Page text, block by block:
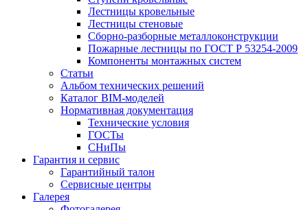
Лестницы кровельные
Лестницы стеновые
Сборно-разборные металлоконструкции
Пожарные лестницы по ГОСТ Р 53254-2009
Компоненты монтажных систем
Статьи
Альбом технических решений
Каталог BIM-моделей
Нормативная документация
Технические условия
ГОСТы
СНиПы
Гарантия и сервис
Гарантийный талон
Сервисные центры
Галерея